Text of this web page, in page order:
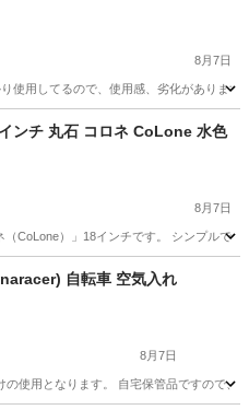
8月7日
使用してるので、使用感、劣化がありま
スマートトライク
ンチ 丸石 コロネ CoLone 水色
8月7日
CoLone）」18インチです。 シンプルで
自転車 空気入れ
8月7日
使用となります。 自宅保管品ですので